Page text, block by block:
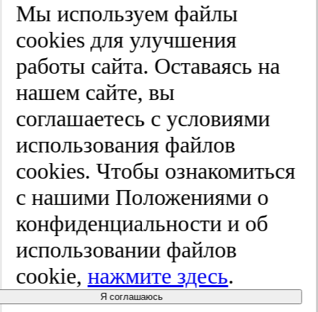
Улица
Квартира
Пароль
Пароль
Повторите пароль
Мы используем файлы
cооkies для улучшения
работы сайта. Оставаясь на
нашем сайте, вы
соглашаетесь с условиями
использования файлов
cооkies. Чтобы ознакомиться
с нашими Положениями о
конфиденциальности и об
использовании файлов
cookie,нажмите здесь.
Я соглашаюсь